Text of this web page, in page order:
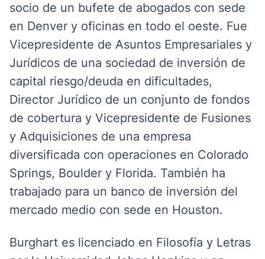
socio de un bufete de abogados con sede
en Denver y oficinas en todo el oeste. Fue
Vicepresidente de Asuntos Empresariales y
Jurídicos de una sociedad de inversión de
capital riesgo/deuda en dificultades,
Director Jurídico de un conjunto de fondos
de cobertura y Vicepresidente de Fusiones
y Adquisiciones de una empresa
diversificada con operaciones en Colorado
Springs, Boulder y Florida. También ha
trabajado para un banco de inversión del
mercado medio con sede en Houston.
Burghart es licenciado en Filosofía y Letras